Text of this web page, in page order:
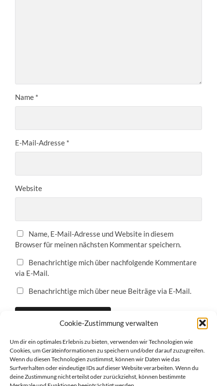
Cookie-Zustimmung verwalten
Um dir ein optimales Erlebnis zu bieten, verwenden wir Technologien wie
Cookies, um Geräteinformationen zu speichern und/oder darauf zuzugreifen.
Wenn du diesen Technologien zustimmst, können wir Daten wie das
Surfverhalten oder eindeutige IDs auf dieser Website verarbeiten. Wenn du
deine Zustimmung nicht erteilst oder zurückziehst, können bestimmte
Name *
E-Mail-Adresse *
Website
Name, E-Mail-Adresse und Website in diesem
Browser für meinen nächsten Kommentar speichern.
Benachrichtige mich über nachfolgende Kommentare
via E-Mail.
Benachrichtige mich über neue Beiträge via E-Mail.
Impressum